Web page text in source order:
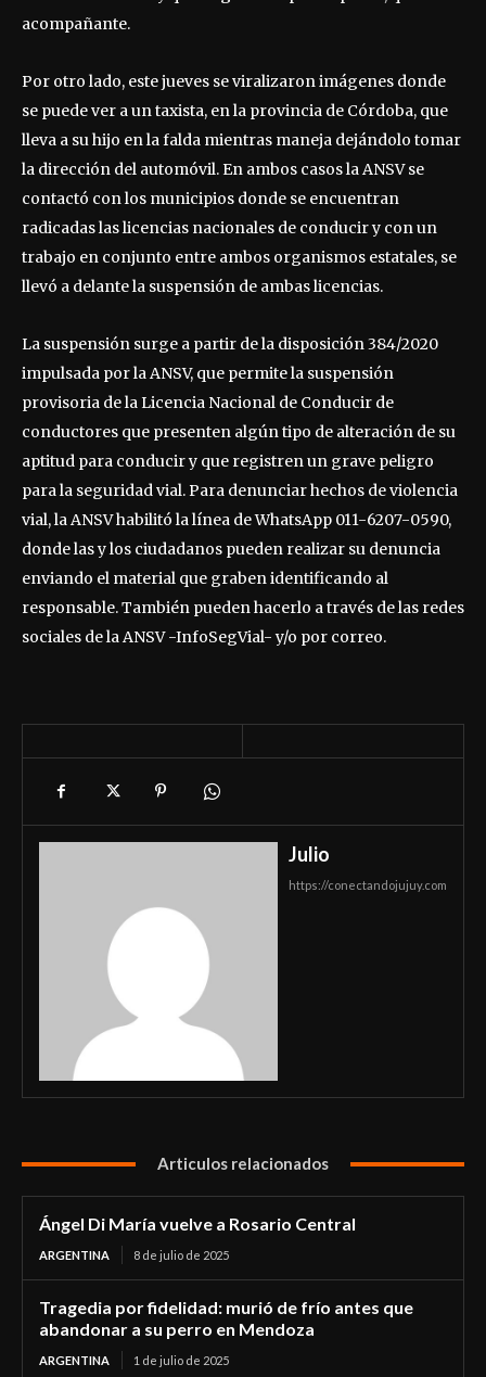
acompañante.
Por otro lado, este jueves se viralizaron imágenes donde
se puede ver a un taxista, en la provincia de Córdoba, que
lleva a su hijo en la falda mientras maneja dejándolo tomar
la dirección del automóvil. En ambos casos la ANSV se
contactó con los municipios donde se encuentran
radicadas las licencias nacionales de conducir y con un
trabajo en conjunto entre ambos organismos estatales, se
llevó a delante la suspensión de ambas licencias.
La suspensión surge a partir de la disposición 384/2020
impulsada por la ANSV, que permite la suspensión
provisoria de la Licencia Nacional de Conducir de
conductores que presenten algún tipo de alteración de su
aptitud para conducir y que registren un grave peligro
para la seguridad vial. Para denunciar hechos de violencia
vial, la ANSV habilitó la línea de WhatsApp 011-6207-0590,
donde las y los ciudadanos pueden realizar su denuncia
enviando el material que graben identificando al
responsable. También pueden hacerlo a través de las redes
sociales de la ANSV -InfoSegVial- y/o por correo.
Julio
https://conectandojujuy.com
Articulos relacionados
Ángel Di María vuelve a Rosario Central
ARGENTINA 8 de julio de 2025
Tragedia por fidelidad: murió de frío antes que
abandonar a su perro en Mendoza
ARGENTINA 1 de julio de 2025